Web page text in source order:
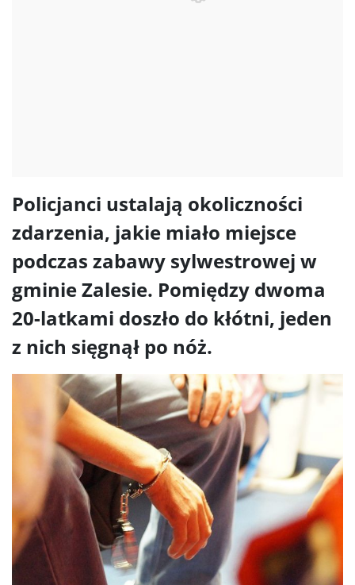
Policjanci ustalają okoliczności
zdarzenia, jakie miało miejsce
podczas zabawy sylwestrowej w
gminie Zalesie. Pomiędzy dwoma
20-latkami doszło do kłótni, jeden
z nich sięgnął po nóż.